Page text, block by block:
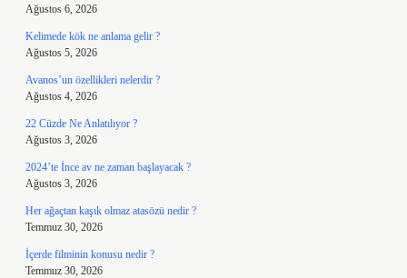
Ağustos 6, 2026
Kelimede kök ne anlama gelir ?
Ağustos 5, 2026
Avanos’un özellikleri nelerdir ?
Ağustos 4, 2026
22 Cüzde Ne Anlatılıyor ?
Ağustos 3, 2026
2024’te İnce av ne zaman başlayacak ?
Ağustos 3, 2026
Her ağaçtan kaşık olmaz atasözü nedir ?
Temmuz 30, 2026
İçerde filminin konusu nedir ?
Temmuz 30, 2026